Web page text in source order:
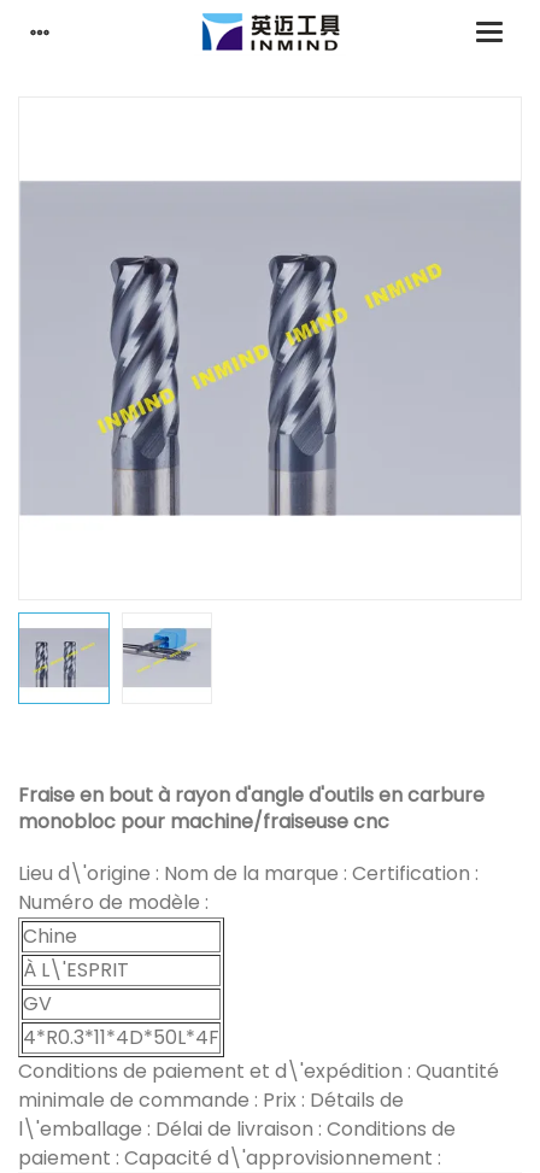
Fraise en bout à rayon d'angle d'outils en carbure
monobloc pour machine/fraiseuse cnc
Lieu d\'origine : Nom de la marque : Certification :
Numéro de modèle :
Chine
À L\'ESPRIT
GV
4*R0.3*11*4D*50L*4F
Conditions de paiement et d\'expédition : Quantité
minimale de commande : Prix : Détails de
l\'emballage : Délai de livraison : Conditions de
paiement : Capacité d\'approvisionnement :